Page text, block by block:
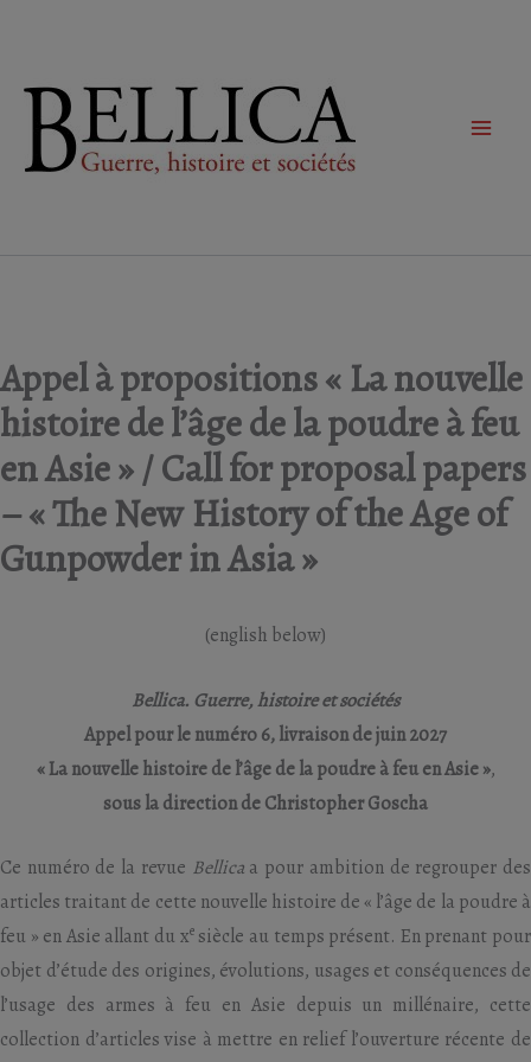
contenu
Appel à propositions « La nouvelle
histoire de l’âge de la poudre à feu
en Asie » / Call for proposal papers
– « The New History of the Age of
Gunpowder in Asia »
(english below)
Bellica. Guerre, histoire et sociétés
Appel pour le numéro 6, livraison de juin 2027
« La nouvelle histoire de l’âge de la poudre à feu en Asie »,
sous la direction de Christopher Goscha
Ce numéro de la revue Bellicaa pour ambition de regrouper des
articles traitant de cette nouvelle histoire de « l’âge de la poudre à
feu » en Asie allant du xesiècle au temps présent. En prenant pour
objet d’étude des origines, évolutions, usages et conséquences de
l’usage des armes à feu en Asie depuis un millénaire, cette
collection d’articles vise à mettre en relief l’ouverture récente de